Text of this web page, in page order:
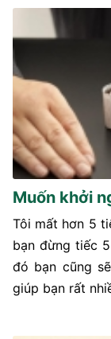
Muốn khởi
Tôi mất hơn 5
bạn đừng tiếc
đó bạn cũng
giúp bạn rất